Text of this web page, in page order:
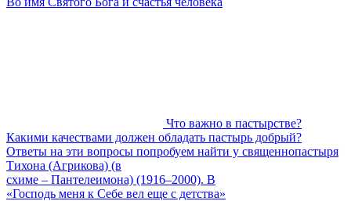
Что важно в пастырстве?
Какими качествами должен обладать пастырь добрый?
Ответы на эти вопросы попробуем найти у священнопастыря
Тихона (Агрикова) (в
схиме – Пантелеимона) (1916–2000). В
«Господь меня к Себе вел еще с детства»